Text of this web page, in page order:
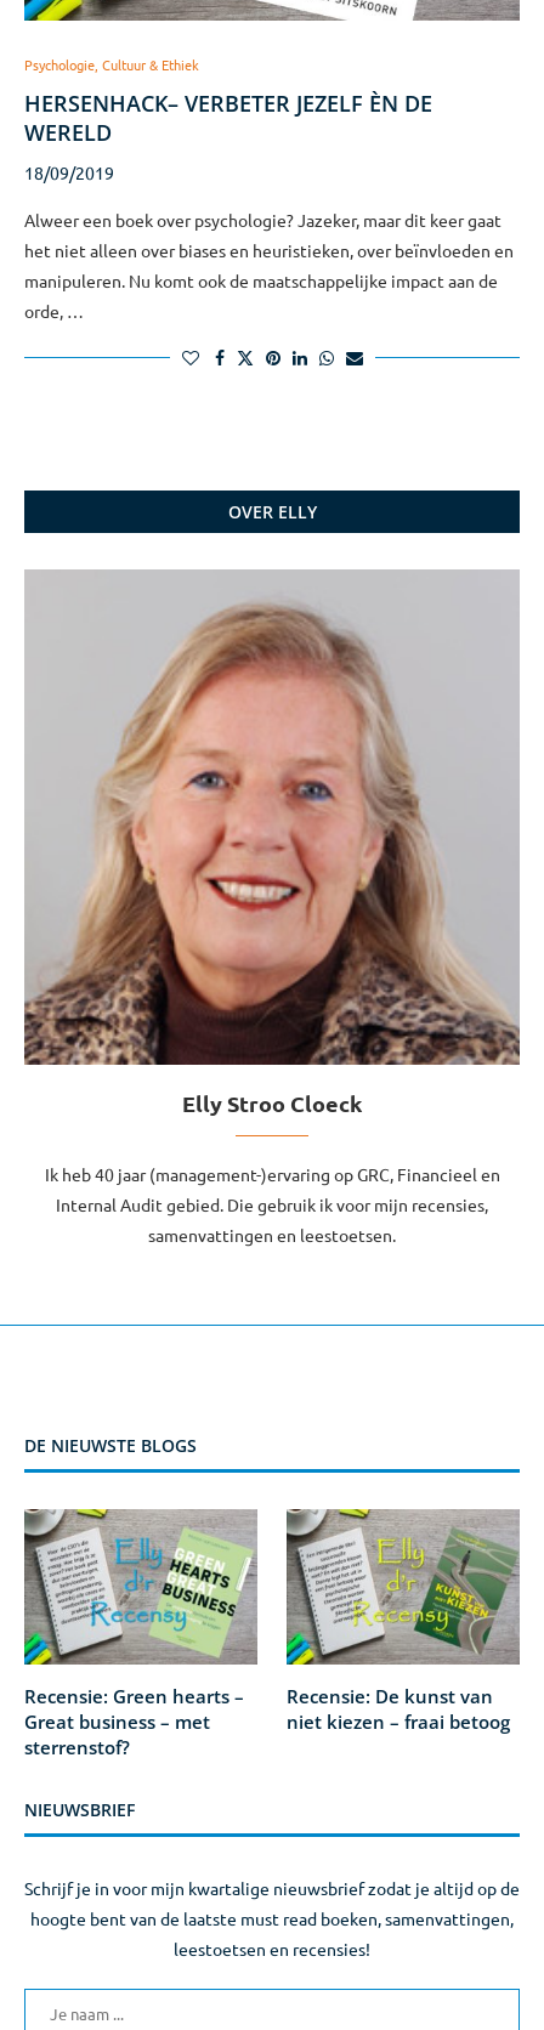
Psychologie, Cultuur & Ethiek
HERSENHACK– VERBETER JEZELF ÈN DE
WERELD
18/09/2019
Alweer een boek over psychologie? Jazeker, maar dit keer gaat
het niet alleen over biases en heuristieken, over beïnvloeden en
manipuleren. Nu komt ook de maatschappelijke impact aan de
orde, …
OVER ELLY
Elly Stroo Cloeck
Ik heb 40 jaar (management-)ervaring op GRC, Financieel en
Internal Audit gebied. Die gebruik ik voor mijn recensies,
samenvattingen en leestoetsen.
DE NIEUWSTE BLOGS
Recensie: Green hearts –
Great business – met
sterrenstof?
Recensie: De kunst van
niet kiezen – fraai betoog
NIEUWSBRIEF
Schrijf je in voor mijn kwartalige nieuwsbrief zodat je altijd op de
hoogte bent van de laatste must read boeken, samenvattingen,
leestoetsen en recensies!